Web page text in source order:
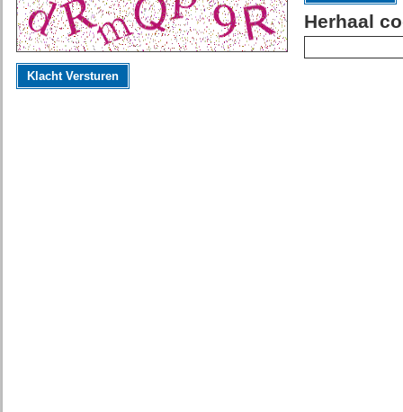
Herhaal
Klacht Versturen